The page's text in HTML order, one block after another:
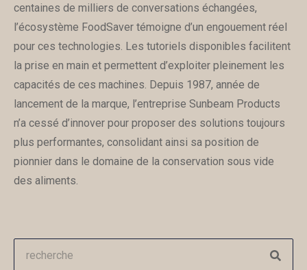
centaines de milliers de conversations échangées,
l’écosystème FoodSaver témoigne d’un engouement réel
pour ces technologies. Les tutoriels disponibles facilitent
la prise en main et permettent d’exploiter pleinement les
capacités de ces machines. Depuis 1987, année de
lancement de la marque, l’entreprise Sunbeam Products
n’a cessé d’innover pour proposer des solutions toujours
plus performantes, consolidant ainsi sa position de
pionnier dans le domaine de la conservation sous vide
des aliments.